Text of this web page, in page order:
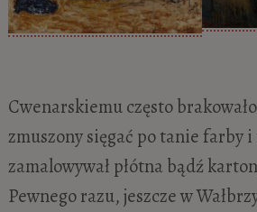
Cwenarskiemu często
zmuszony sięgać po tanie farby
zamalowywał płótna bądź
Pewnego razu, jeszcze w